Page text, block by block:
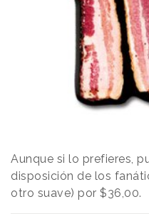
Aunque si lo prefieres,
disposición de los
otro suave) por $36,00.